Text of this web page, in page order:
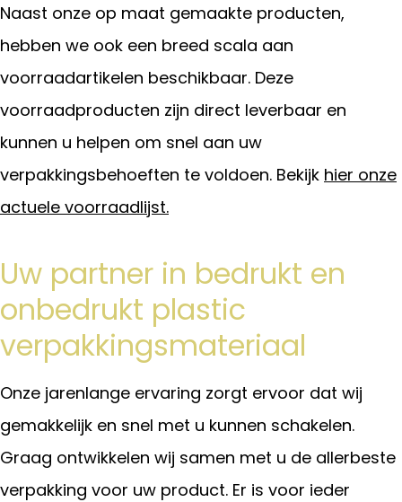
Naast onze op maat gemaakte producten,
hebben we ook een breed scala aan
voorraadartikelen beschikbaar. Deze
voorraadproducten zijn direct leverbaar en
kunnen u helpen om snel aan uw
verpakkingsbehoeften te voldoen. Bekijk hier onze
actuele voorraadlijst.
Uw partner in bedrukt en
onbedrukt plastic
verpakkingsmateriaal
Onze jarenlange ervaring zorgt ervoor dat wij
gemakkelijk en snel met u kunnen schakelen.
Graag ontwikkelen wij samen met u de allerbeste
verpakking voor uw product. Er is voor ieder